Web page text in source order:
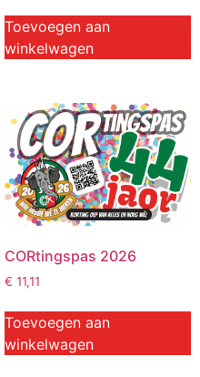
Toevoegen aan
winkelwagen
CORtingspas 2026
€ 11,11
Toevoegen aan
winkelwagen